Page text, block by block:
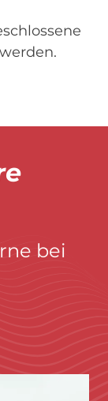
bei